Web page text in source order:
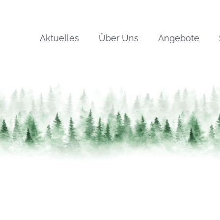
Aktuelles Über Uns Angebote